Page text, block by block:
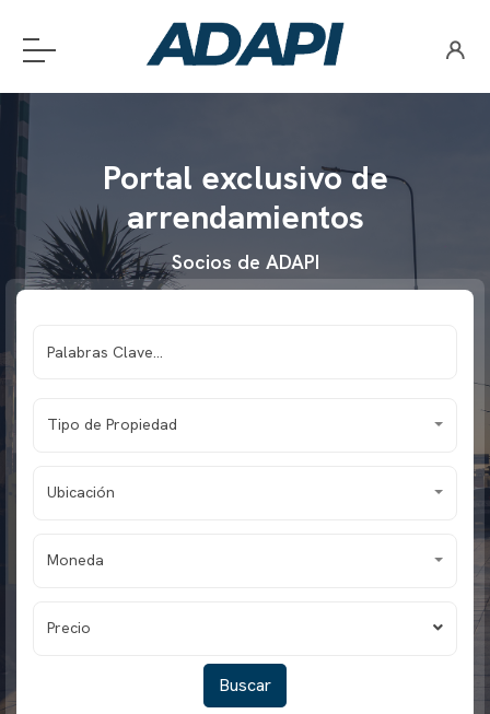
Portal exclusivo de
arrendamientos
Socios de ADAPI
Tipo de Propiedad
Ubicación
Moneda
Precio